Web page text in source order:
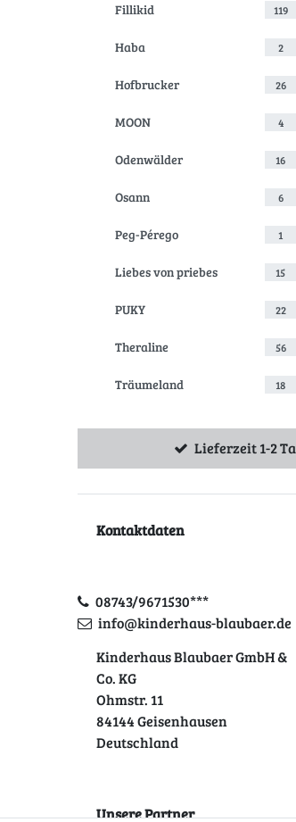
Fillikid 119
Haba 2
Hofbrucker 26
MOON 4
Odenwälder 16
Osann 6
Peg-Pérego 1
Liebes von priebes 15
PUKY 22
Theraline 56
Träumeland 18
Lieferzeit 1-2
Kontaktdaten
08743/9671530***
info@kinderhaus-blaubaer.de
Kinderhaus Blaubaer GmbH &
Co. KG
Ohmstr. 11
84144 Geisenhausen
Deutschland
Unsere Partner